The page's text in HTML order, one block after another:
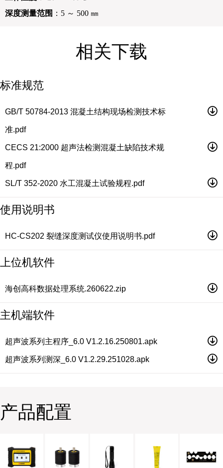
深度测量范围 ：5 ～ 500 ㎜
相关下载
标准规范
GB/T 50784-2013 混凝土结构现场检测技术标
准.pdf
CECS 21:2000 超声法检测混凝土缺陷技术规
程.pdf
SL/T 352-2020 水工混凝土试验规程.pdf
使用说明书
HC-CS202 裂缝深度测试仪使用说明书.pdf
上位机软件
海创高科数据处理系统.260622.zip
主机端软件
超声波系列主程序_6.0 V1.2.16.250801.apk
超声波系列测深_6.0 V1.2.29.251028.apk
产品配置